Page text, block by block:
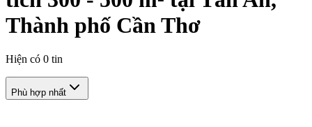
Thành phố Cần Thơ
Hiện có 0 tin
Phù hợp nhất